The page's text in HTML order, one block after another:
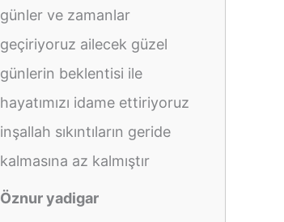
günler ve zamanlar
geçiriyoruz ailecek güzel
günlerin beklentisi ile
hayatımızı idame ettiriyoruz
inşallah sıkıntıların geride
kalmasına az kalmıştır
Öznur yadigar